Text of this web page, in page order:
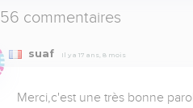
56 commentaires
suaf Il y a 17 ans, 8 mois
Merci,c'est une très bonne